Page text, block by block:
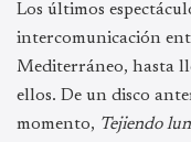
Los últimos
intercomunicación
Mediterráneo, hasta
ellos. De un disco
momento, Tejiendo